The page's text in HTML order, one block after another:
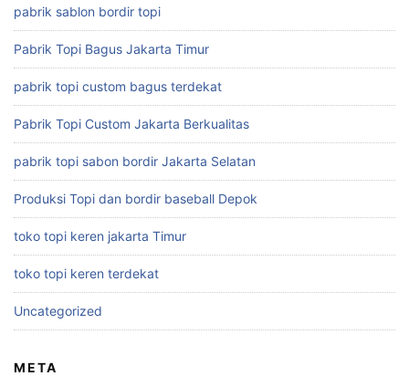
pabrik sablon bordir topi
Pabrik Topi Bagus Jakarta Timur
pabrik topi custom bagus terdekat
Pabrik Topi Custom Jakarta Berkualitas
pabrik topi sabon bordir Jakarta Selatan
Produksi Topi dan bordir baseball Depok
toko topi keren jakarta Timur
toko topi keren terdekat
Uncategorized
META